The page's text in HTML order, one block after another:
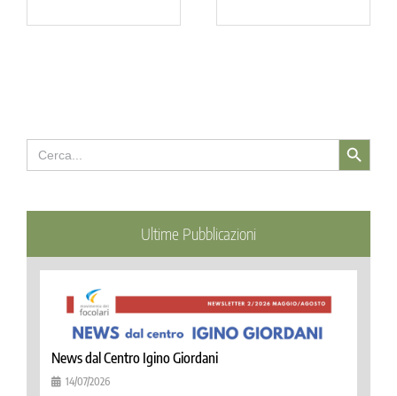
Search
for:
Search Button
Ultime Pubblicazioni
News dal Centro Igino Giordani
14/07/2026